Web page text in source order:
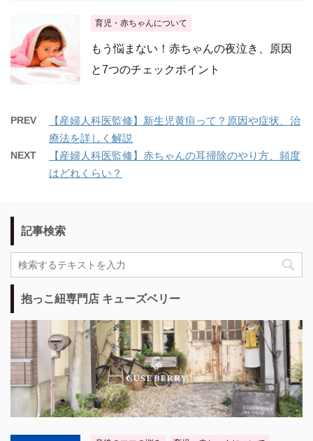
育児・赤ちゃんについて
もう悩まない！赤ちゃんの夜泣き、原因
と7つのチェックポイント
PREV
【産婦人科医監修】新生児黄疸って？原因や症状、治
療法を詳しく解説
NEXT
【産婦人科医監修】赤ちゃんの耳掃除のやり方、頻度
はどれくらい？
記事検索
抱っこ紐専門店 キューズベリー